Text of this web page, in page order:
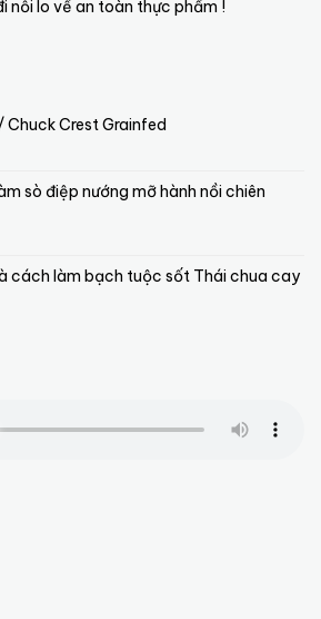
nỗi lo về an toàn thực phẩm !
Chuck Crest Grainfed
sò điệp nướng mỡ hành nồi chiên
cách làm bạch tuộc sốt Thái chua cay